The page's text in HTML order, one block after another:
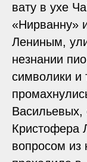
вату в ухе
«Нирванну»
Лениным,
незнании
символики и
Васильевых,
Кристофера
вопросом из